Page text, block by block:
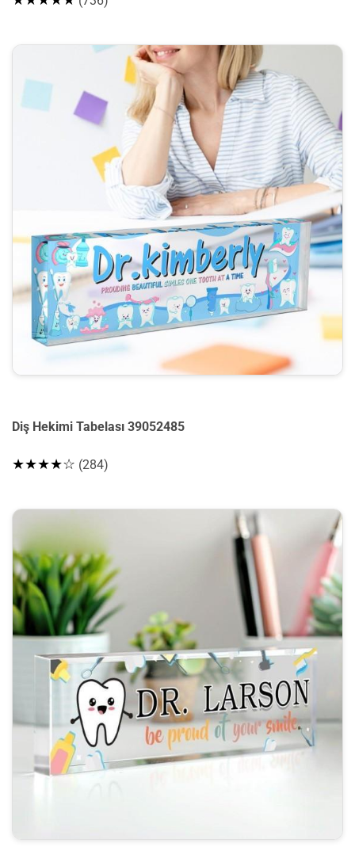
Diş Hekimi Tabelası 39052485
★★★★☆ (284)